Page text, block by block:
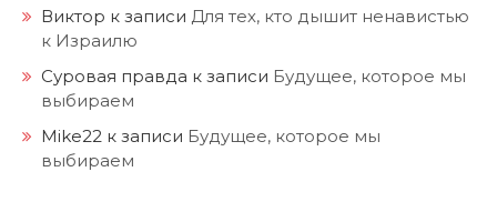
Виктор к записи Для тех, кто дышит ненавистью
к Израилю
Суровая правда к записи Будущее, которое мы
выбираем
Mike22 к записи Будущее, которое мы
выбираем